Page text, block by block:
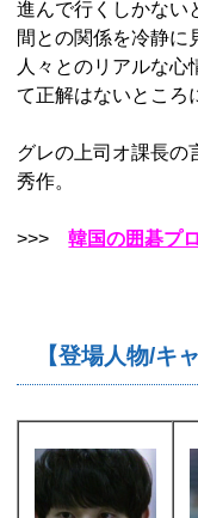
進んで行くしかない
間との関係を冷静に
人々とのリアルな心
て正解はないところ
グレの上司オ課長の
秀作。
>>>韓国の囲碁プ
【登場人物/キ